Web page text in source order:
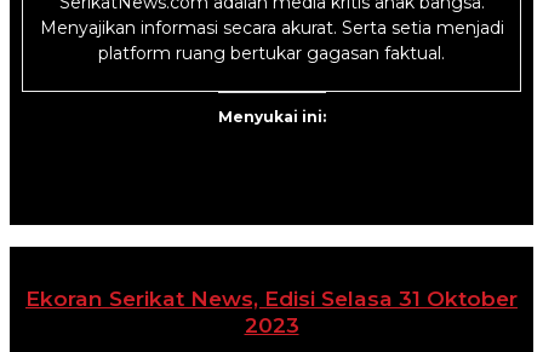
Menyajikan informasi secara akurat. Serta setia menjadi
platform ruang bertukar gagasan faktual.
Menyukai ini:
Ekoran Serikat News, Edisi Selasa 31 Oktober
2023